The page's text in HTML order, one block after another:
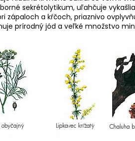
sekrétolytikum, uľahčuje
zápaloch a kŕčoch, priaznivo
prírodný jód a veľké množstvo